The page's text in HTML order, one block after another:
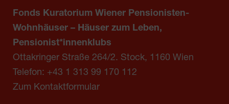
Fonds Kuratorium Wiener Pensionisten-
Wohnhäuser – Häuser zum Leben,
Pensionist*innenklubs
Ottakringer Straße 264/2. Stock, 1160 Wien
Telefon: +43 1 313 99 170 112
Zum Kontaktformular